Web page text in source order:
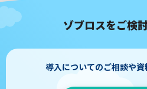
ゾブロスをご検
導入についてのご相談や